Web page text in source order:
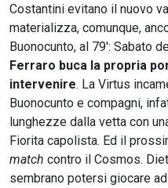
Costantini evitano il nuovo
materializza, comunque,
Buonocunto, al 79': Sabato
Ferraro buca la propria
intervenire. La Virtus
Buonocunto e compagni,
lunghezze dalla vetta con
Fiorita capolista. Ed il
match contro il Cosmos.
sembrano potersi giocare